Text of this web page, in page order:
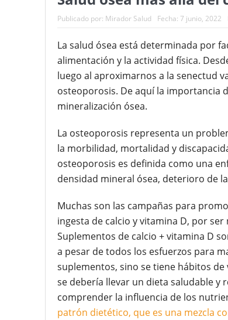
Publicado por: Mirador Salud Fecha: 7 junio, 2022
La salud ósea está determinada por
alimentación y la actividad física.
luego al aproximarnos a la senectud
osteoporosis. De aquí la importancia
mineralización ósea.
La osteoporosis representa un
la morbilidad, mortalidad y
osteoporosis es definida como una
densidad mineral ósea, deterioro de
Muchas son las campañas para
ingesta de calcio y vitamina D, por
Suplementos de calcio + vitamina D
a pesar de todos los esfuerzos para
suplementos, sino se tiene hábitos
se debería llevar un dieta saludable y
comprender la influencia de los
patrón dietético, que es una mezcla